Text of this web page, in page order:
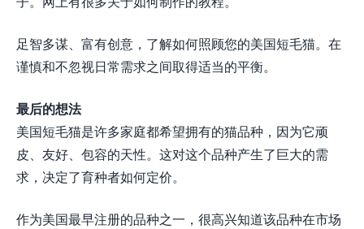
足智多谋、富有创意，了解如何照顾您的美国短毛猫。在
谨慎和不忽视日常需求之间取得适当的平衡。
最后的想法
美国短毛猫是许多家庭都希望拥有的猫品种，因为它顽
皮、友好、包容的天性。这对这个品种产生了巨大的需
求，决定了育种者如何定价。
作为美国最早注册的品种之一，很高兴知道该品种在市场